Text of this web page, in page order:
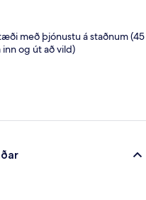
með þjónustu á staðnum (45
og út að vild)